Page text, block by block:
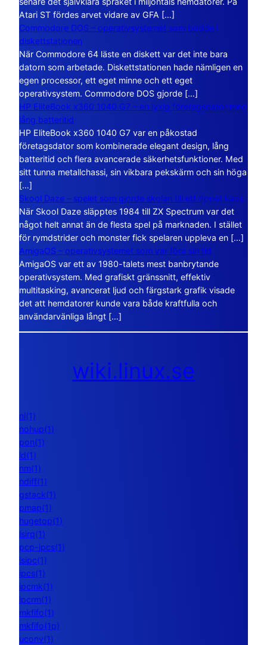
Atari ST fördes arvet vidare av GFA […]
Commodore DOS – operativsystemet som bodde i
diskettstationen
När Commodore 64 läste en diskett var det inte bara
datorn som arbetade. Diskettstationen hade nämligen en
egen processor, ett eget minne och ett eget
operativsystem. Commodore DOS gjorde […]
HP EliteBook x360 1040 G7 – en lyxig företagsdator med
lång batteritid
HP EliteBook x360 1040 G7 var en påkostad
företagsdator som kombinerade elegant design, lång
batteritid och flera avancerade säkerhetsfunktioner. Med
sitt tunna metallchassi, sin vikbara pekskärm och sin höga
[…]
Skool Daze – spelet som gjorde skolan till ett öppet kaos
När Skool Daze släpptes 1984 till ZX Spectrum var det
något helt annat än de flesta spel på marknaden. I stället
för rymdstrider och monster fick spelaren uppleva en […]
AmigaOS – operativsystemet som var före sin tid
AmigaOS var ett av 1980-talets mest banbrytande
operativsystem. Med grafiskt gränssnitt, effektiv
multitasking, avancerat ljud och färgstark grafik visade
det att hemdatorer kunde vara både kraftfulla och
användarvänliga långt […]
wiki.linux.se
nl(1)
nohup(1)
pon(1)
ld(1)
nm(1)
ndiff(1)
gstack(1)
pmap(1)
hugetop(1)
lsirq(1)
pcp-ipcs(1)
lsipc(1)
ipcs(1)
ipcmk(1)
ipcrm(1)
mkfifo(1)
mkfifo(1p)
uconv(1)